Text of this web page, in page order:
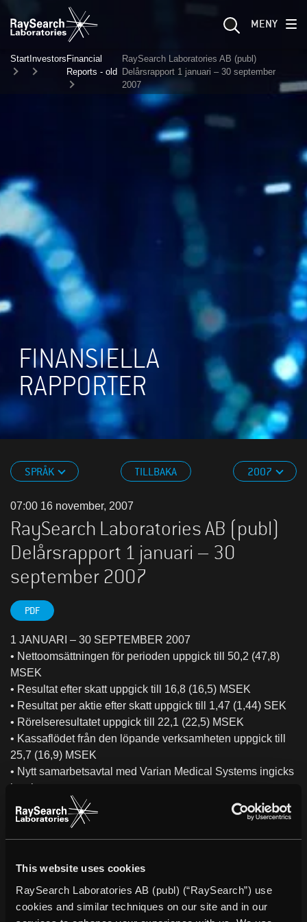
This website uses cookies
RaySearch Laboratories AB (publ) (“RaySearch”) use
cookies and similar techniques on our site and in our
MENY
Start Investors Financial
Reports - old
RaySearch Laboratories AB (publ)
Delårsrapport 1 januari – 30 september
2007
FINANSIELLA
RAPPORTER
SPRÅK TILLBAKA 2007
07:00 16 november, 2007
RaySearch Laboratories AB (publ)
Delårsrapport 1 januari – 30
september 2007
PDF
1 JANUARI – 30 SEPTEMBER 2007
• Nettoomsättningen för perioden uppgick till 50,2 (47,8)
MSEK
• Resultat efter skatt uppgick till 16,8 (16,5) MSEK
• Resultat per aktie efter skatt uppgick till 1,47 (1,44) SEK
• Rörelseresultatet uppgick till 22,1 (22,5) MSEK
• Kassaflödet från den löpande verksamheten uppgick till
25,7 (16,9) MSEK
• Nytt samarbetsavtal med Varian Medical Systems ingicks
i maj
• Nytt samarbetsavtal med TomoTherapy ingicks i augusti
• Ansökan till FDA om 510(k)-godkännande för försäljning
av produktplattformen COMPASS i USA inlämnades i
VD-KOMMENTAR